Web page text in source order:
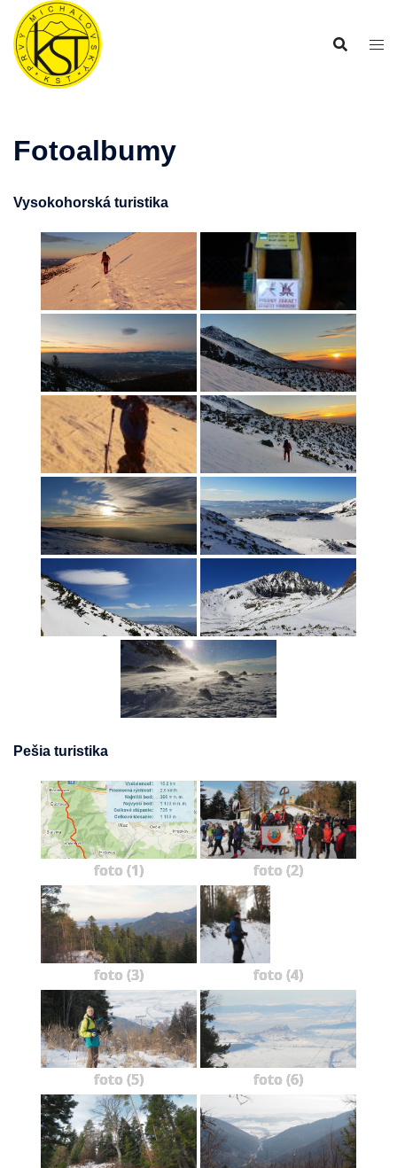
Preskočiť
obsah
Fotoalbumy
Vysokohorská turistika
Pešia turistika
foto (1) foto (2)
foto (3) foto (4)
foto (5) foto (6)